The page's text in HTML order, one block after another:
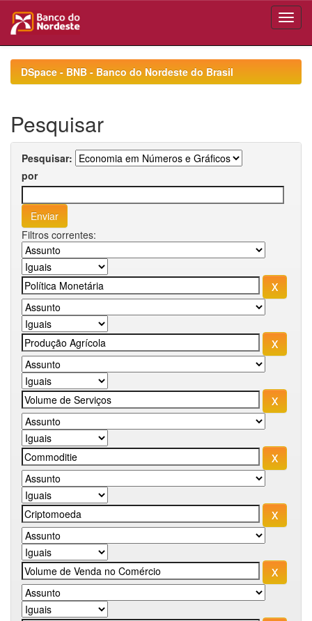
navigationDSpace - BNB - Banco do Nordeste do Brasil
Pesquisar
Pesquisar:
por
Filtros correntes: